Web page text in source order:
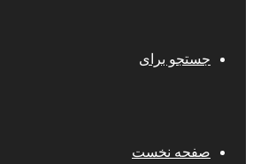
جستجو برای
صفحه نخست